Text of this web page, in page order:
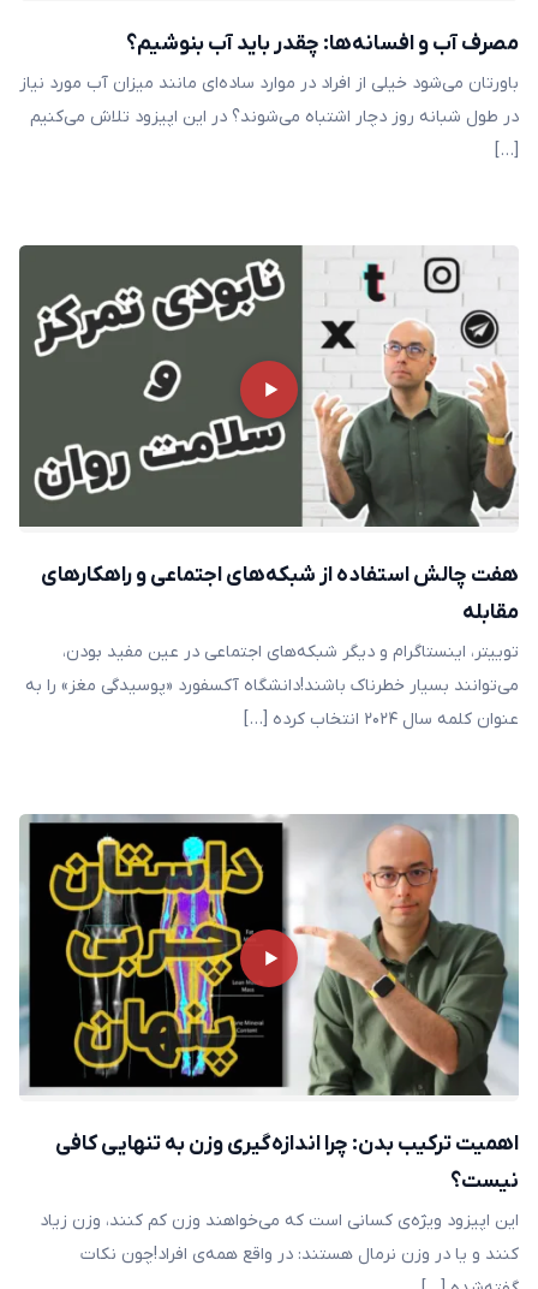
مصرف آب و افسانه‌ها: چقدر باید آب بنوشیم؟
باورتان می‌شود خیلی از افراد در موارد ساده‌ای مانند میزان آب مورد نیاز
در طول شبانه‌ روز دچار اشتباه می‌شوند؟ در این اپیزود تلاش می‌کنیم
[…]
هفت چالش استفاده از شبکه‌های اجتماعی و راهکار‌های
مقابله
توییتر، اینستاگرام و دیگر شبکه‌های اجتماعی در عین مفید بودن،
می‌توانند بسیار خطرناک باشند!دانشگاه آکسفورد «پوسیدگی مغز» را به
عنوان کلمه‌ سال ۲۰۲۴ انتخاب کرده […]
اهمیت ترکیب بدن: چرا اندازه‌گیری وزن به تنهایی کافی
نیست؟
این اپیزود ویژه‌ی کسانی است که می‌خواهند وزن کم کنند، وزن زیاد
کنند و یا در وزن نرمال هستند: در واقع همه‌ی افراد!چون نکات